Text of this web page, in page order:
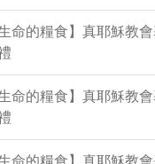
命的糧食】真耶穌教
命的糧食】真耶穌教
命的糧食】真耶穌教